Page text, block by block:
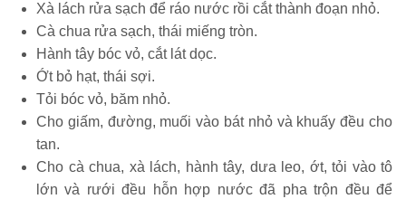
Xà lách rửa sạch để ráo nước rồi cắt thành đoạn nhỏ.
Cà chua rửa sạch, thái miếng tròn.
Hành tây bóc vỏ, cắt lát dọc.
Ớt bỏ hạt, thái sợi.
Tỏi bóc vỏ, băm nhỏ.
Cho giấm, đường, muối vào bát nhỏ và khuấy đều cho
tan.
Cho cà chua, xà lách, hành tây, dưa leo, ớt, tỏi vào tô
lớn và rưới đều hỗn hợp nước đã pha trộn đều để